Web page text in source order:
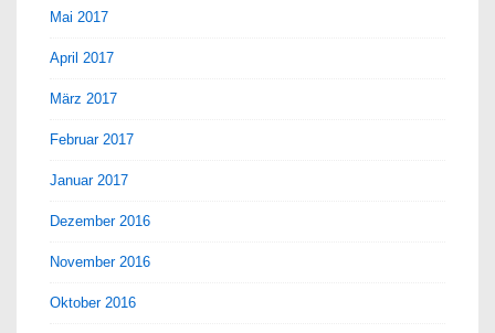
Mai 2017
April 2017
März 2017
Februar 2017
Januar 2017
Dezember 2016
November 2016
Oktober 2016